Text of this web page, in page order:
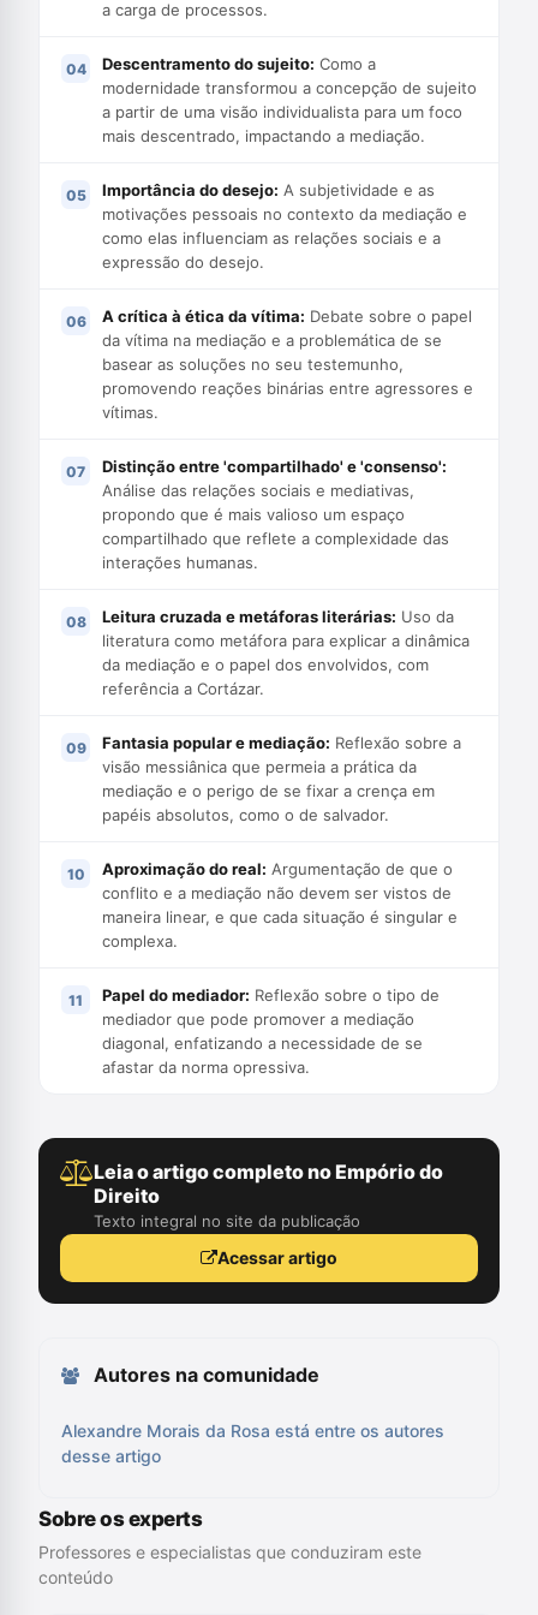
a carga de processos.
Descentramento do sujeito: Como a
modernidade transformou a concepção de sujeito
a partir de uma visão individualista para um foco
mais descentrado, impactando a mediação.
Importância do desejo: A subjetividade e as
motivações pessoais no contexto da mediação e
como elas influenciam as relações sociais e a
expressão do desejo.
A crítica à ética da vítima: Debate sobre o papel
da vítima na mediação e a problemática de se
basear as soluções no seu testemunho,
promovendo reações binárias entre agressores e
vítimas.
Distinção entre 'compartilhado' e 'consenso':
Análise das relações sociais e mediativas,
propondo que é mais valioso um espaço
compartilhado que reflete a complexidade das
interações humanas.
Leitura cruzada e metáforas literárias: Uso da
literatura como metáfora para explicar a dinâmica
da mediação e o papel dos envolvidos, com
referência a Cortázar.
Fantasia popular e mediação: Reflexão sobre a
visão messiânica que permeia a prática da
mediação e o perigo de se fixar a crença em
papéis absolutos, como o de salvador.
Aproximação do real: Argumentação de que o
conflito e a mediação não devem ser vistos de
maneira linear, e que cada situação é singular e
complexa.
Papel do mediador: Reflexão sobre o tipo de
mediador que pode promover a mediação
diagonal, enfatizando a necessidade de se
afastar da norma opressiva.
Leia o artigo completo no Empório do
Direito
Texto integral no site da publicação
Acessar artigo
Autores na comunidade
Alexandre Morais da Rosa está entre os autores
desse artigo
Sobre os experts
Professores e especialistas que conduziram este
conteúdo